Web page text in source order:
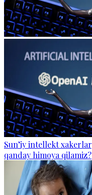
Sun’iy intellekt
qanday himoya qilamiz?